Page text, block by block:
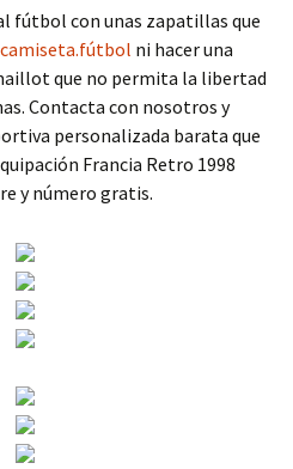
fútbol con unas zapatillas que
ni hacer una
que no permita la libertad
Contacta con nosotros y
personalizada barata que
Francia Retro 1998
y número gratis.